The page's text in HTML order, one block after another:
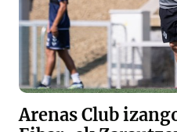
Arenas Club